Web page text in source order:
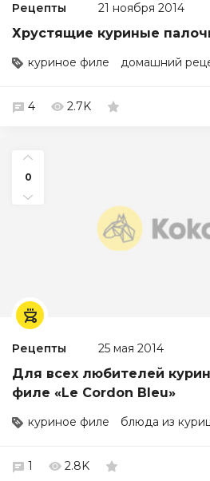
Рецепты 21 ноября 2014
Хрустящие куриные
куриное филе домашний
4 2.7K
0
Рецепты 25 мая 2014
Для всех любителей
филе «Le Cordon Bleu»
куриное филе блюда из
1 2.8K